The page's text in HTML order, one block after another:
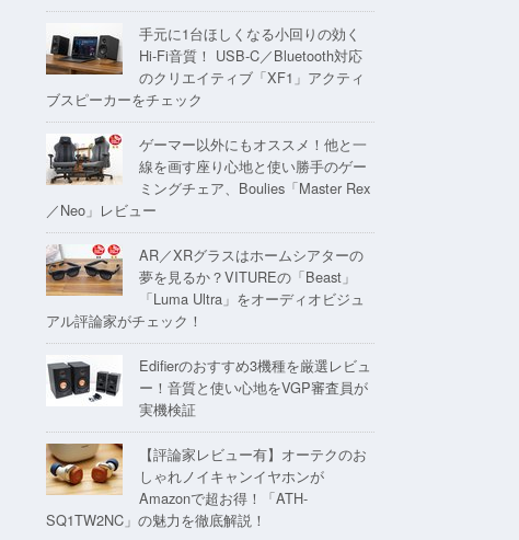
手元に1台ほしくなる小回りの効く
Hi-Fi音質！ USB-C／Bluetooth対応
のクリエイティブ「XF1」アクティ
ブスピーカーをチェック
ゲーマー以外にもオススメ！他と一
線を画す座り心地と使い勝手のゲー
ミングチェア、Boulies「Master Rex
／Neo」レビュー
AR／XRグラスはホームシアターの
夢を見るか？VITUREの「Beast」
「Luma Ultra」をオーディオビジュ
アル評論家がチェック！
Edifierのおすすめ3機種を厳選レビュ
ー！音質と使い心地をVGP審査員が
実機検証
【評論家レビュー有】オーテクのお
しゃれノイキャンイヤホンが
Amazonで超お得！「ATH-
SQ1TW2NC」の魅力を徹底解説！